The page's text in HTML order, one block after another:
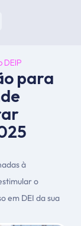
DEIP
para
à
o
em DEI da sua